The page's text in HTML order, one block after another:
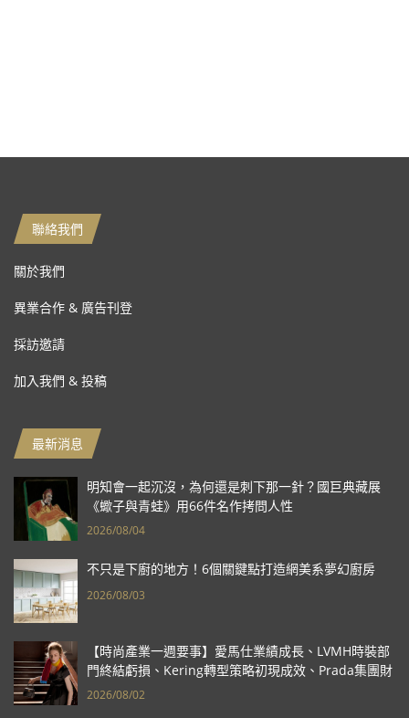
聯絡我們
關於我們
異業合作 & 廣告刊登
採訪邀請
加入我們 & 投稿
最新消息
明知會一起沉沒，為何還是刺下那一針？國巨典藏展
《蠍子與青蛙》用66件名作拷問人性
2026/08/04
不只是下廚的地方！6個關鍵點打造網美系夢幻廚房
2026/08/03
【時尚產業一週要事】愛馬仕業績成長、LVMH時裝部
門終結虧損、Kering轉型策略初現成效、Prada集團財
報亮眼
2026/08/02